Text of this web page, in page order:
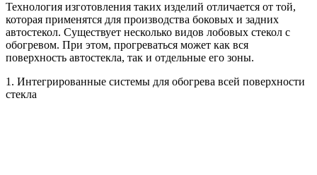
Технология изготовления таких изделий отличается от той,
которая применятся для производства боковых и задних
автостекол. Существует несколько видов лобовых стекол с
обогревом. При этом, прогреваться может как вся
поверхность автостекла, так и отдельные его зоны.
1. Интегрированные системы для обогрева всей поверхности
стекла